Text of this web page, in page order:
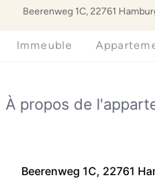
Beerenweg 1C, 22761
Immeuble
Beerenweg 1C, 22761
À propos de